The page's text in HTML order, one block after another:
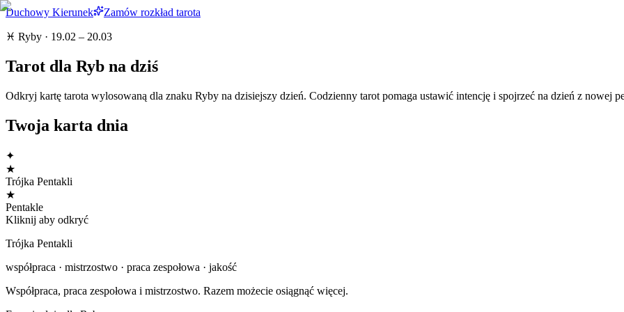
Duchowy Kierunek Zamów rozkład tarota
♓ Ryby · 19.02 – 20.03
Tarot dla Ryb na dziś
Odkryj kartę tarota wylosowaną dla znaku Ryby na dzisiejszy dzień. Codzienny tarot pomaga ustawić intencję i spojrzeć na dzień z nowej
Twoja karta dnia
✦
★
Trójka Pentakli
★
Pentakle
Kliknij aby odkryć
Trójka Pentakli
współpraca · mistrzostwo · praca zespołowa · jakość
Współpraca, praca zespołowa i mistrzostwo. Razem możecie osiągnąć więcej.